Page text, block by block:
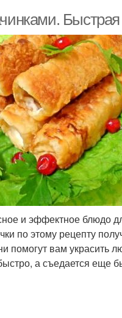
Быстрая
и эффектное блюдо
по этому рецепту
помогут вам украсить
а съедается еще